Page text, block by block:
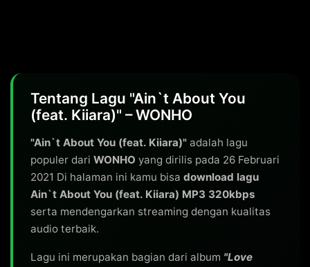
Tentang Lagu "Ain`t About You
(feat. Kiiara)" – WONHO
"Ain`t About You (feat. Kiiara)" adalah lagu
populer dari WONHO yang dirilis pada 26 Februari
2021 Di halaman ini kamu bisa download lagu
Ain`t About You (feat. Kiiara) MP3 320kbps
serta mendengarkan streaming dengan kualitas
audio terbaik.
Lagu ini merupakan bagian dari album "Love